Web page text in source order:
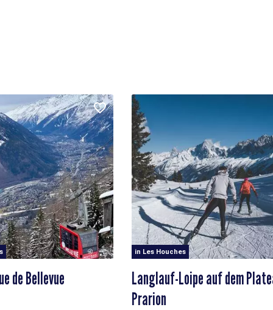
de Bellevue
in Les Houches
Langlauf-Loipe auf dem
Prarion